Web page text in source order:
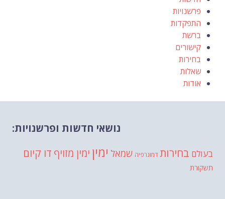
פרשנויות
התפקדות
ברשת
קישורים
בחירות
שאלות
אודות
נושאי חדשות ופרשנויות:
בעולם בחירות דמוגרפיה שמאל ימין ימין מזויף דו קיום
תשקורת